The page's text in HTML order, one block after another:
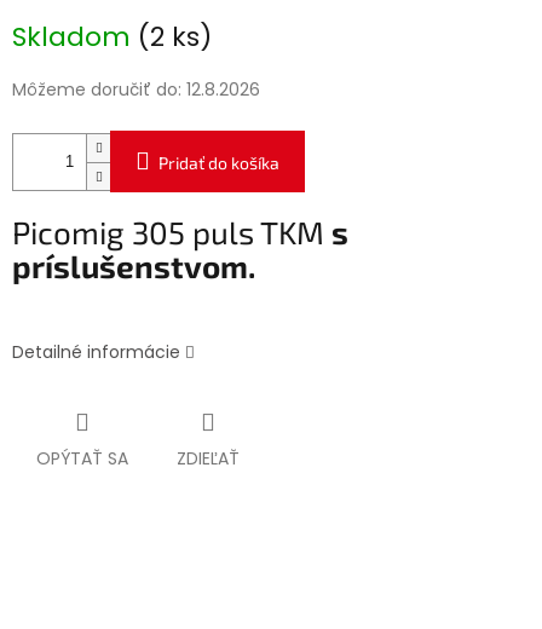
cena:
Skladom (2 ks)
Môžeme doručiť do: 12.8.2026
Pridať do košíka
Picomig 305 puls TKM s
príslušenstvom.
Detailné informácie
OPÝTAŤ SA ZDIEĽAŤ